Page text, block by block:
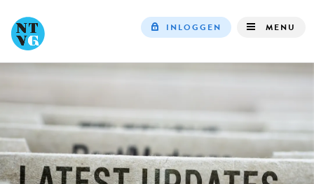
navigation
INLOGGEN MENU